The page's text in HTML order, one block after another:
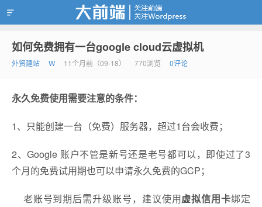
靠谱赚钱
如何免费拥有一台google cloud云虚拟机
外贸建站 W 11个月前（09-18） 770浏览 0评论
永久免费使用需要注意的条件：
1、只能创建一台（免费）服务器，超过1台会收费；
2、Google 账户不管是新号还是老号都可以，即使过了3
个月的免费试用期也可以申请永久免费的GCP；
老账号到期后需升级账号，建议使用虚拟信用卡绑定